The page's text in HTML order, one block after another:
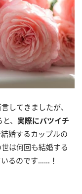
してきましたが、
、 実際にバツイチ
結婚するカップルの
は何回も結婚する
るのです……！